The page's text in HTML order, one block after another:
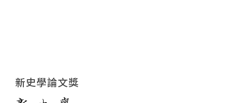
新史學論文獎